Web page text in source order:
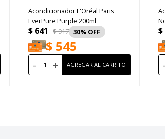
Acondicionador L'Oréal Paris
EverPure Purple 200ml
$ 641 $917 30
$ 545
- +
$